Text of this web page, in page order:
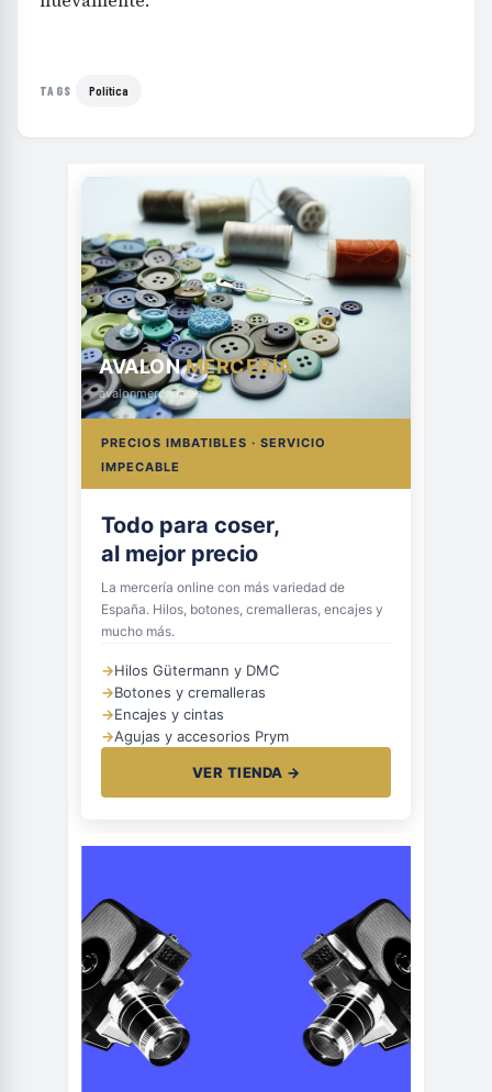
TAGS Política
AVALONMERCERÍA
avalonmerceria.es
PRECIOS IMBATIBLES · SERVICIO
IMPECABLE
Todo para coser,
al mejor precio
La mercería online con más variedad de
España. Hilos, botones, cremalleras, encajes y
mucho más.
→Hilos Gütermann y DMC
→Botones y cremalleras
→Encajes y cintas
→Agujas y accesorios Prym
VER TIENDA →